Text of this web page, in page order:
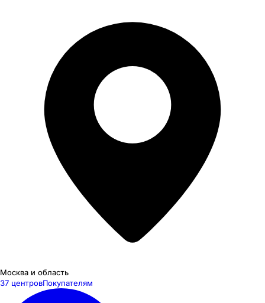
Москва и область
37 центровПокупателям